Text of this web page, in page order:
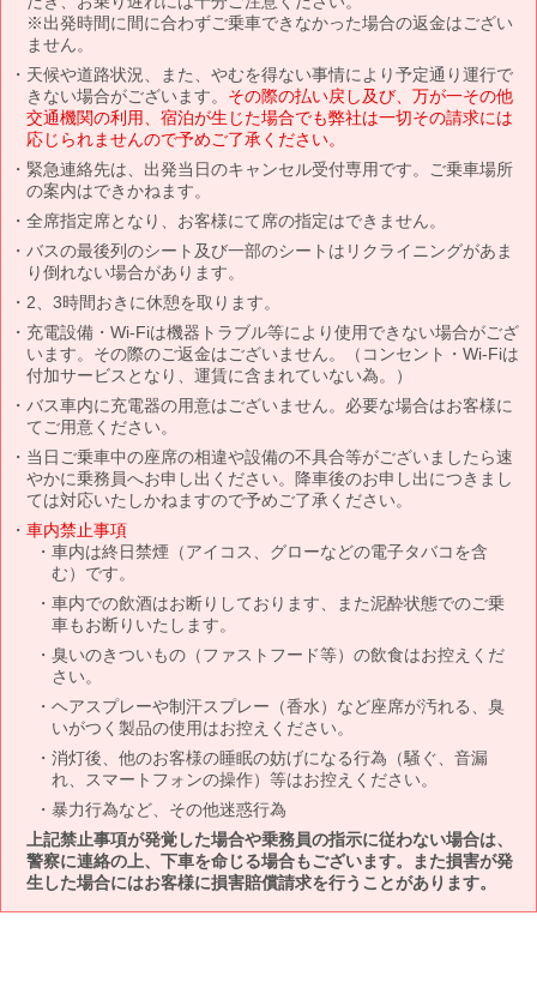
※出発時間に間に合わずご乗車できなかった場合の返金はござい
ません。
天候や道路状況、また、やむを得ない事情により予定通り運行で
きない場合がございます。 その際の払い戻し及び、万が一その他
交通機関の利用、宿泊が生じた場合でも弊社は一切その請求には
応じられませんので予めご了承ください。
緊急連絡先は、出発当日のキャンセル受付専用です。ご乗車場所
の案内はできかねます。
全席指定席となり、お客様にて席の指定はできません。
バスの最後列のシート及び一部のシートはリクライニングがあま
り倒れない場合があります。
2、3時間おきに休憩を取ります。
充電設備・Wi-Fiは機器トラブル等により使用できない場合がござ
います。その際のご返金はございません。（コンセント・Wi-Fiは
付加サービスとなり、運賃に含まれていない為。）
バス車内に充電器の用意はございません。必要な場合はお客様に
てご用意ください。
当日ご乗車中の座席の相違や設備の不具合等がございましたら速
やかに乗務員へお申し出ください。降車後のお申し出につきまし
ては対応いたしかねますので予めご了承ください。
車内禁止事項
車内は終日禁煙（アイコス、グローなどの電子タバコを含
む）です。
車内での飲酒はお断りしております、また泥酔状態でのご乗
車もお断りいたします。
臭いのきついもの（ファストフード等）の飲食はお控えくだ
さい。
ヘアスプレーや制汗スプレー（香水）など座席が汚れる、臭
いがつく製品の使用はお控えください。
消灯後、他のお客様の睡眠の妨げになる行為（騒ぐ、音漏
れ、スマートフォンの操作）等はお控えください。
暴力行為など、その他迷惑行為
上記禁止事項が発覚した場合や乗務員の指示に従わない場合は、
警察に連絡の上、下車を命じる場合もございます。また損害が発
生した場合にはお客様に損害賠償請求を行うことがあります。